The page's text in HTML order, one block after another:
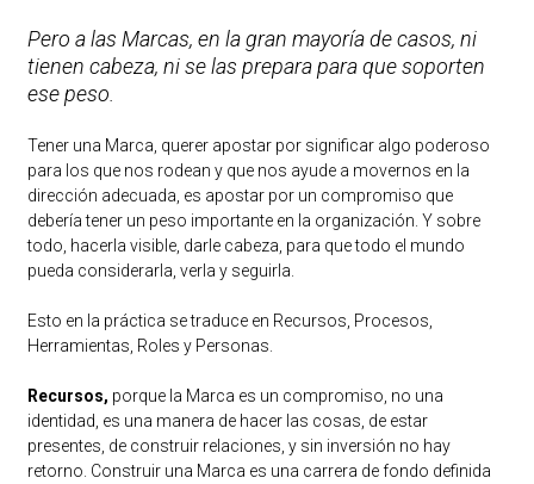
Pero a las Marcas, en la gran mayoría de casos, ni
tienen cabeza, ni se las prepara para que soporten
ese peso.
Tener una Marca, querer apostar por significar algo poderoso
para los que nos rodean y que nos ayude a movernos en la
dirección adecuada, es apostar por un compromiso que
debería tener un peso importante en la organización. Y sobre
todo, hacerla visible, darle cabeza, para que todo el mundo
pueda considerarla, verla y seguirla.
Esto en la práctica se traduce en Recursos, Procesos,
Herramientas, Roles y Personas.
Recursos, porque la Marca es un compromiso, no una
identidad, es una manera de hacer las cosas, de estar
presentes, de construir relaciones, y sin inversión no hay
retorno. Construir una Marca es una carrera de fondo definida